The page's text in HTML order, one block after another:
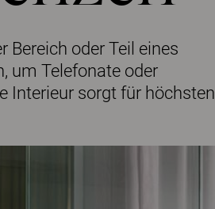
Bereich oder Teil eines
um Telefonate oder
Interieur sorgt für höchsten